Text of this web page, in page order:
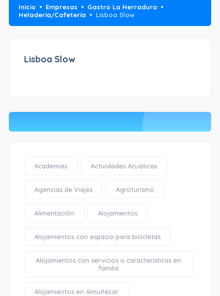
Inicio Empresas
Gastro La Herradura
Heladería/Cafetería
Lisboa Slow
Lisboa Slow
Academias Actividades Acuáticas
Agencias de Viajes Agroturismo
Alimentación Alojamientos
Alojamientos con espacio para bicicletas
Alojamientos con servicios o características en
familia
Alojamientos en Almuñécar